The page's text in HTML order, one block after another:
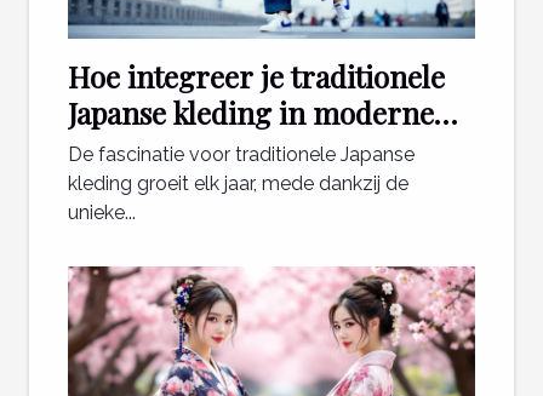
Hoe integreer je traditionele
Japanse kleding in moderne
outfits?
De fascinatie voor traditionele Japanse
kleding groeit elk jaar, mede dankzij de
unieke...